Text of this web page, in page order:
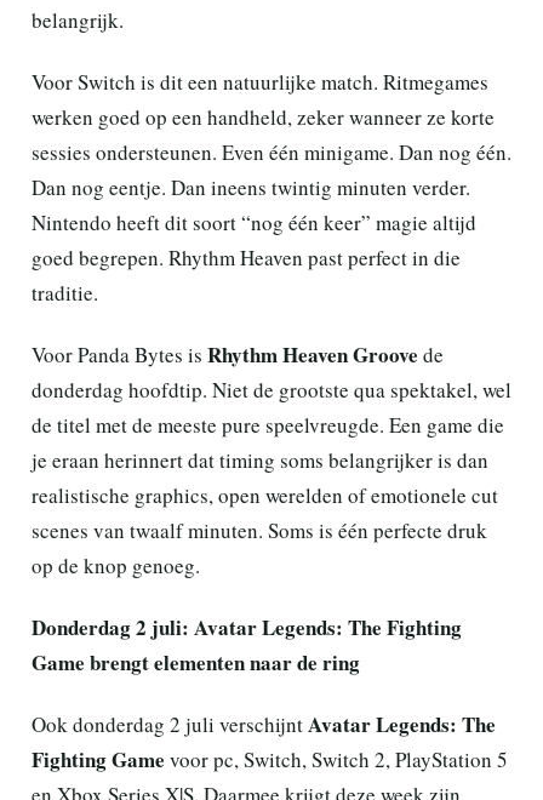
belangrijk.
Voor Switch is dit een natuurlijke match. Ritmegames
werken goed op een handheld, zeker wanneer ze korte
sessies ondersteunen. Even één minigame. Dan nog één.
Dan nog eentje. Dan ineens twintig minuten verder.
Nintendo heeft dit soort “nog één keer” magie altijd
goed begrepen. Rhythm Heaven past perfect in die
traditie.
Voor Panda Bytes is Rhythm Heaven Groove de
donderdag hoofdtip. Niet de grootste qua spektakel, wel
de titel met de meeste pure speelvreugde. Een game die
je eraan herinnert dat timing soms belangrijker is dan
realistische graphics, open werelden of emotionele cut
scenes van twaalf minuten. Soms is één perfecte druk
op de knop genoeg.
Donderdag 2 juli: Avatar Legends: The Fighting
Game brengt elementen naar de ring
Ook donderdag 2 juli verschijntAvatar Legends: The
Fighting Game voor pc, Switch, Switch 2, PlayStation 5